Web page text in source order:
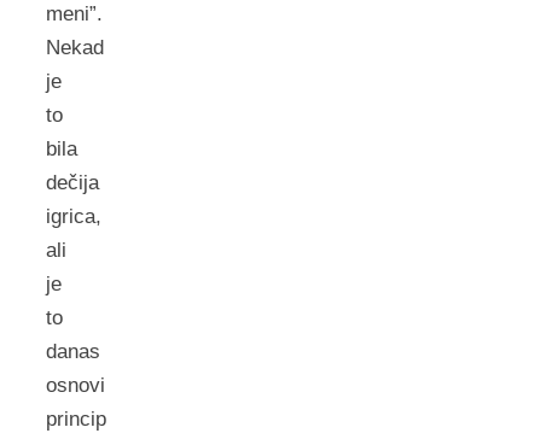
meni”.
Nekad
je
to
bila
dečija
igrica,
ali
je
to
danas
osnovi
princip